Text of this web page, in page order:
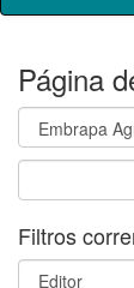
Página
Filtros